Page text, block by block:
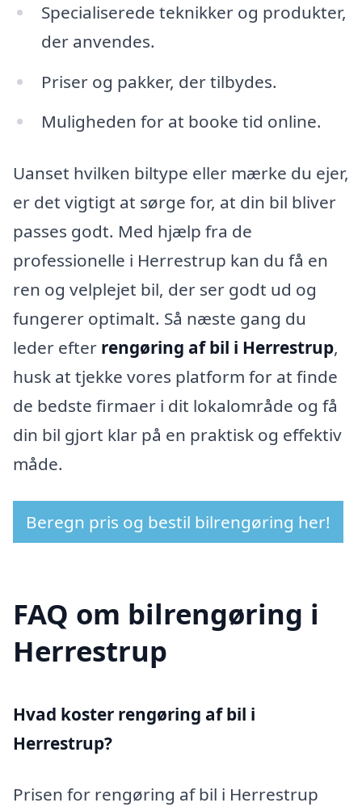
Specialiserede teknikker og produkter,
der anvendes.
Priser og pakker, der tilbydes.
Muligheden for at booke tid online.
Uanset hvilken biltype eller mærke du ejer,
er det vigtigt at sørge for, at din bil bliver
passes godt. Med hjælp fra de
professionelle i Herrestrup kan du få en
ren og velplejet bil, der ser godt ud og
fungerer optimalt. Så næste gang du
leder efter rengøring af bil i Herrestrup,
husk at tjekke vores platform for at finde
de bedste firmaer i dit lokalområde og få
din bil gjort klar på en praktisk og effektiv
måde.
Beregn pris og bestil bilrengøring her!
FAQ om bilrengøring i
Herrestrup
Hvad koster rengøring af bil i
Herrestrup?
Prisen for rengøring af bil i Herrestrup